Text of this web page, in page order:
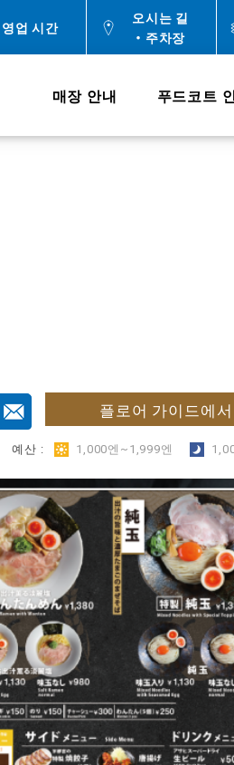
영업 시간
오시는 길
・주차장
매장 안내 푸드코트
플로어 가이드에서
​ ​예산 : 1,000엔~1,999엔